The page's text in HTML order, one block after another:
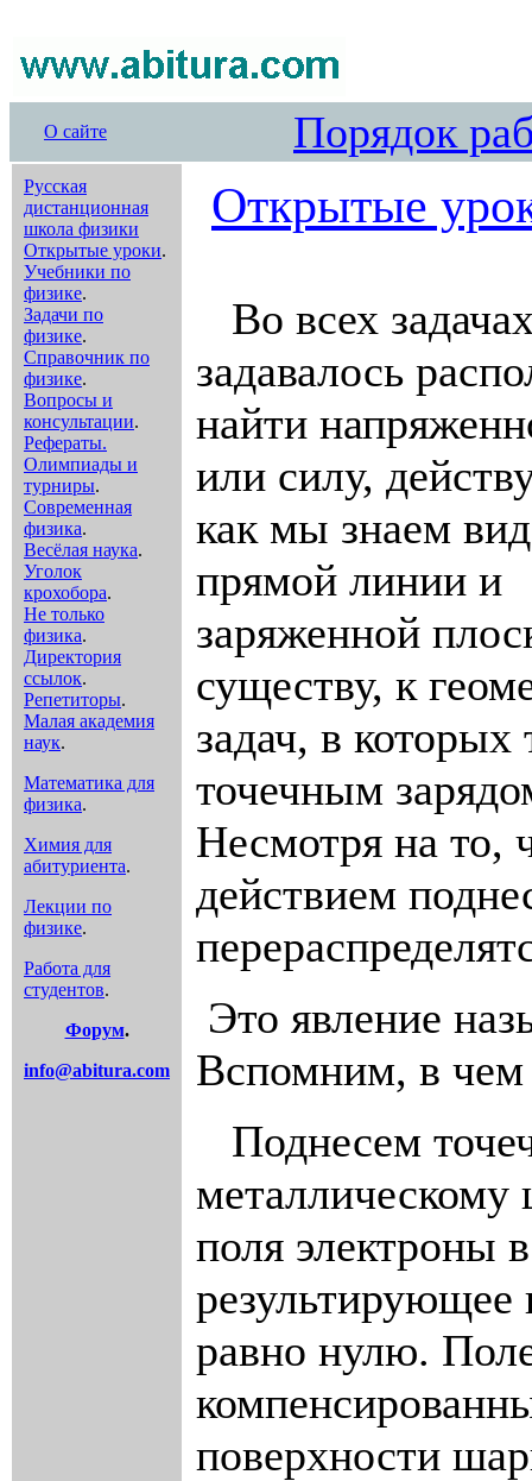
О сайте Порядок
Русская
дистанционная
школа физики
Открытые уроки.
Учебники по
физике.
Задачи по
физике.
Справочник по
физике.
Вопросы и
консультации.
Рефераты.
Олимпиады и
турниры.
Современная
физика.
Весёлая наука.
Уголок
крохобора.
Не только
физика.
Директория
ссылок.
Репетиторы.
Малая академия
наук.
Математика для
физика.
Химия для
абитуриента.
Лекции по
физике.
Работа для
студентов.
Форум.
info@abitura.com
Открытые
Во всех
задавалось
найти
или силу,
как мы знаем вид
прямой линии и
заряженной
существу, к
задач, в
точечным
Несмотря на то,
действием
Это явление
Вспомним, в чем
Поднесем
металлическому
поля электроны
результирующее
равно нулю.
поверхности